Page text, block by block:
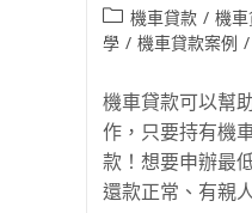
機車貸款 / 機
學 / 機車貸款案例 /
機車貸款可以幫
作，只要持有機
款！想要申辦最
還款正常、有親